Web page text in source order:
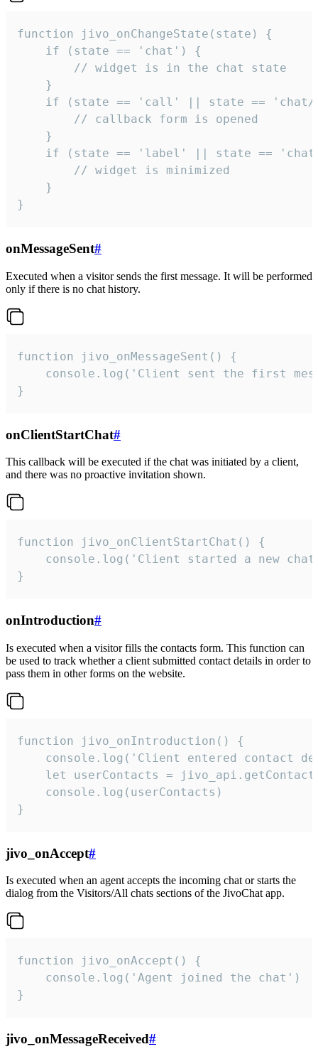
function jivo_onChangeState(state) {
    if (state == 'chat') {
        // widget is in the chat state
    }
if (state == 'call' || state ==
        // callback form is opened
    }
if (state == 'label' || state ==
        // widget is minimized
    }
}
onMessageSent#
Executed when a visitor sends the first message. It will be performed
only if there is no chat history.
function jivo_onMessageSent() {
console.log('Client sent the first
}
onClientStartChat#
This callback will be executed if the chat was initiated by a client,
and there was no proactive invitation shown.
function jivo_onClientStartChat() {
console.log('Client started a new
}
onIntroduction#
Is executed when a visitor fills the contacts form. This function can
be used to track whether a client submitted contact details in order to
pass them in other forms on the website.
function jivo_onIntroduction() {
console.log('Client entered contact
let userContacts =
    console.log(userContacts)
}
jivo_onAccept#
Is executed when an agent accepts the incoming chat or starts the
dialog from the Visitors/All chats sections of the JivoChat app.
function jivo_onAccept() {
}
jivo_onMessageReceived#